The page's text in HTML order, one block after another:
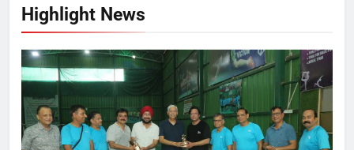
Highlight News